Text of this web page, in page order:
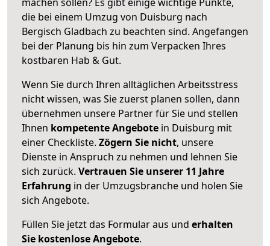
die bei einem Umzug von Duisburg nach
Bergisch Gladbach zu beachten sind. Angefangen
bei der Planung bis hin zum Verpacken Ihres
kostbaren Hab & Gut.
Wenn Sie durch Ihren alltäglichen Arbeitsstress
nicht wissen, was Sie zuerst planen sollen, dann
übernehmen unsere Partner für Sie und stellen
Ihnen kompetente Angebote in Duisburg mit
einer Checkliste. Zögern Sie nicht, unsere
Dienste in Anspruch zu nehmen und lehnen Sie
sich zurück. Vertrauen Sie unserer 11 Jahre
Erfahrung in der Umzugsbranche und holen Sie
sich Angebote.
Füllen Sie jetzt das Formular aus und erhalten
Sie kostenlose Angebote.